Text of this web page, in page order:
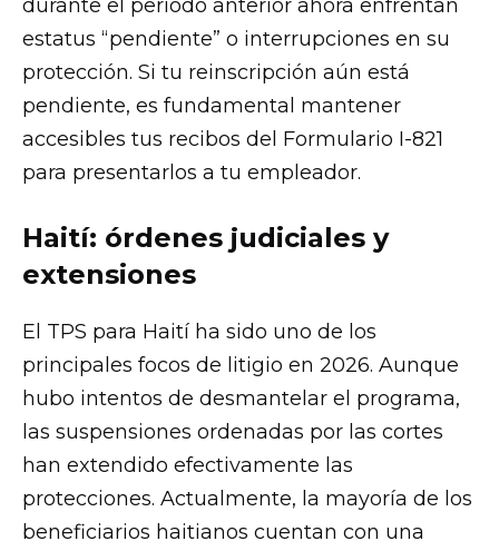
durante el periodo anterior ahora enfrentan
estatus “pendiente” o interrupciones en su
protección. Si tu reinscripción aún está
pendiente, es fundamental mantener
accesibles tus recibos del Formulario I-821
para presentarlos a tu empleador.
Haití: órdenes judiciales y
extensiones
El TPS para Haití ha sido uno de los
principales focos de litigio en 2026. Aunque
hubo intentos de desmantelar el programa,
las suspensiones ordenadas por las cortes
han extendido efectivamente las
protecciones. Actualmente, la mayoría de los
beneficiarios haitianos cuentan con una